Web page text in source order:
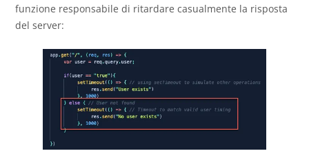
funzione responsabile di ritardare casualmente la risposta
del server: